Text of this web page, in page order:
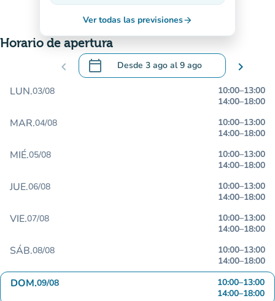
En descenso
Ver todas las previsionesarrow_forward
Horario de apertura
chevron_left calendar_today Desde 3 ago al9 ago
.Abra el calendario para cambiar las
chevron_right
LUN.03/08 10:00–13:00
14:00–18:00
MAR.04/08 10:00–13:00
14:00–18:00
MIÉ.05/08 10:00–13:00
14:00–18:00
JUE.06/08 10:00–13:00
14:00–18:00
VIE.07/08 10:00–13:00
14:00–18:00
SÁB.08/08 10:00–13:00
14:00–18:00
DOM.09/08 10:00–13:00
14:00–18:00